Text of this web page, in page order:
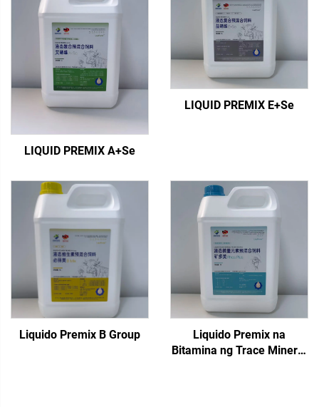
LIQUID PREMIX A+Se
LIQUID PREMIX E+Se
Liquido Premix B Group
Liquido Premix na
Bitamina ng Trace Mineral